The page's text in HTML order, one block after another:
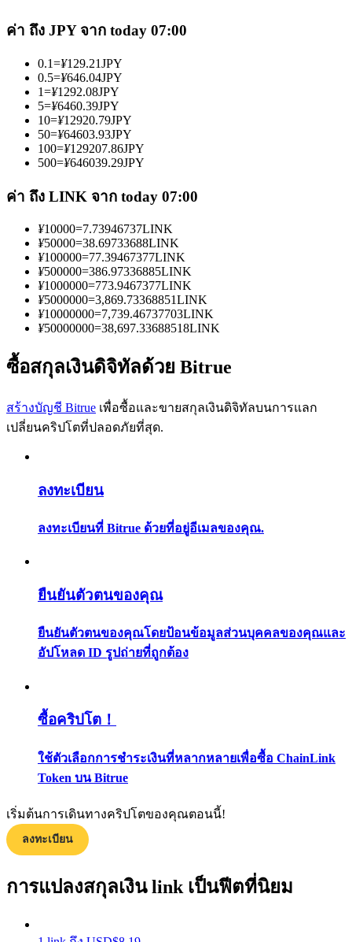
เพลิดเพลินกับการแบ่งปันผลกำไรและค่าคอมมิชชั่นการคัด
การวิเคราะห์ข้อมูลขนาดใหญ่ รวมถึงข้อมูลการค้า ฯลฯ
แนะนำ
เรียนรู้วิธีการรักษาผลกำไร
ค่า ถึง JPY จาก today 07:00
0.1=¥129.21JPY
0.5=¥646.04JPY
1=¥1292.08JPY
5=¥6460.39JPY
10=¥12920.79JPY
50=¥64603.93JPY
100=¥129207.86JPY
500=¥646039.29JPY
ค่า ถึง LINK จาก today 07:00
¥10000=7.73946737LINK
¥50000=38.69733688LINK
¥100000=77.39467377LINK
¥500000=386.97336885LINK
¥1000000=773.9467377LINK
¥5000000=3,869.73368851LINK
¥10000000=7,739.46737703LINK
¥50000000=38,697.33688518LINK
ซื้อสกุลเงินดิจิทัลด้วย Bitrue
สร้างบัญชี Bitrue เพื่อซื้อและขายสกุลเงินดิจิทัลบนการแลก
เปลี่ยนคริปโตที่ปลอดภัยที่สุด.
ลงทะเบียน
ลงทะเบียนที่ Bitrue ด้วยที่อยู่อีเมลของคุณ.
ยืนยันตัวตนของคุณ
ยืนยันตัวตนของคุณโดยป้อนข้อมูลส่วนบุคคลของคุณและ
อัปโหลด ID รูปถ่ายที่ถูกต้อง
ซื้อคริปโต！
ใช้ตัวเลือกการชำระเงินที่หลากหลายเพื่อซื้อ ChainLink
Token บน Bitrue
เริ่มต้นการเดินทางคริปโตของคุณตอนนี้!
ลงทะเบียน
การแปลงสกุลเงิน link เป็นฟีตที่นิยม